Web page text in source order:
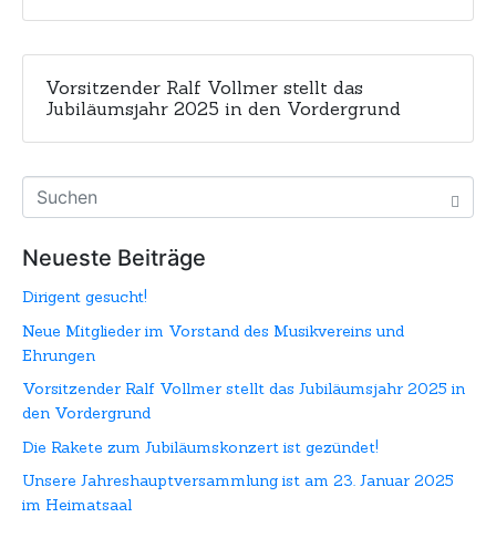
Vorsitzender Ralf Vollmer stellt das
Jubiläumsjahr 2025 in den Vordergrund
Neueste Beiträge
Dirigent gesucht!
Neue Mitglieder im Vorstand des Musikvereins und
Ehrungen
Vorsitzender Ralf Vollmer stellt das Jubiläumsjahr 2025 in
den Vordergrund
Die Rakete zum Jubiläumskonzert ist gezündet!
Unsere Jahreshauptversammlung ist am 23. Januar 2025
im Heimatsaal